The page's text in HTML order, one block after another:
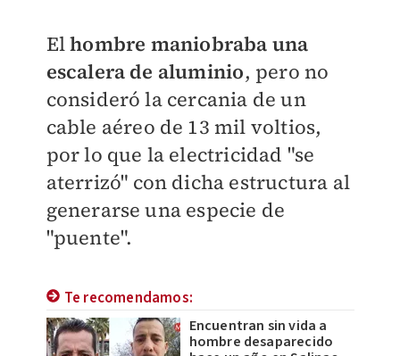
Elhombre maniobraba una
escalera de aluminio, pero no
consideró la cercania de un
cable aéreo de 13 mil voltios,
por lo que la electricidad "se
aterrizó" con dicha estructura al
generarse una especie de
"puente".
Te recomendamos:
Encuentran sin vida a
hombre desaparecido